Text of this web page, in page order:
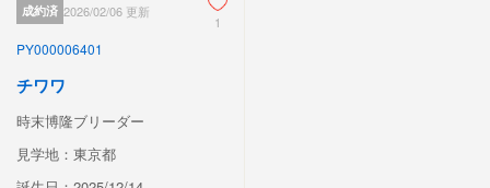
成約済 2026/02/06 更新
1
PY000006401
チワワ
時末博隆ブリーダー
見学地：東京都